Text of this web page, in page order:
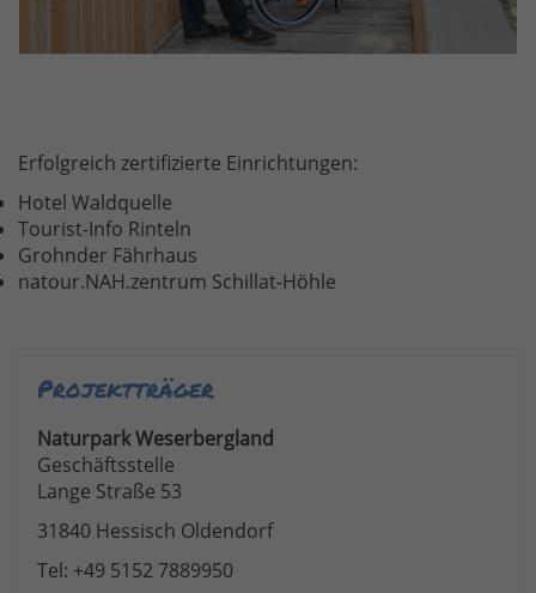
Erfolgreich zertifizierte Einrichtungen:
Hotel Waldquelle
Tourist-Info Rinteln
Grohnder Fährhaus
natour.NAH.zentrum Schillat-Höhle
Projektträger
Naturpark Weserbergland
Geschäftsstelle
Lange Straße 53
31840 Hessisch Oldendorf
Tel: +49 5152 7889950